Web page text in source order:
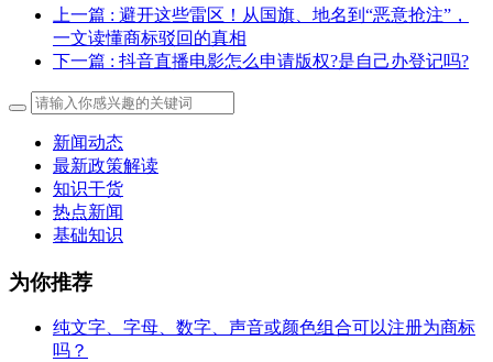
上一篇 : 避开这些雷区！从国旗、地名到“恶意抢注”，
一文读懂商标驳回的真相
下一篇 : 抖音直播电影怎么申请版权?是自己办登记吗?
新闻动态
最新政策解读
知识干货
热点新闻
基础知识
为你推荐
纯文字、字母、数字、声音或颜色组合可以注册为商标
吗？